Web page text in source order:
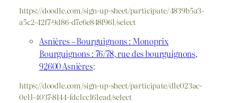
https://doodle.com/sign-up-sheet/participate/4839b5a3-
a5c2-42f7-9d86-d7e6e848f961/select
Asnières – Bourguignons : Monoprix
Bourguignons : 76/78, rue des bourguignons,
92600 Asnières:
https://doodle.com/sign-up-sheet/participate/d1e023ac-
0e11-4037-8144-fdc1cc161ead/select